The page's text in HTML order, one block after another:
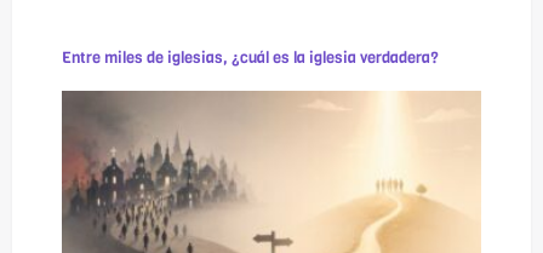
Entre miles de iglesias, ¿cuál es la iglesia verdadera?